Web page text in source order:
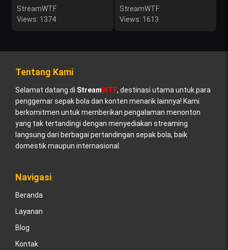
StreamWTF
Views: 1374
StreamWTF
Views: 1613
Tentang Kami
Selamat datang di StreamWTF, destinasi utama untuk para
penggemar sepak bola dan konten menarik lainnya! Kami
berkomitmen untuk memberikan pengalaman menonton
yang tak tertandingi dengan menyediakan streaming
langsung dari berbagai pertandingan sepak bola, baik
domestik maupun internasional.
Navigasi
Beranda
Layanan
Blog
Kontak